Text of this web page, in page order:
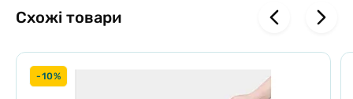
Схожі товари
-10%